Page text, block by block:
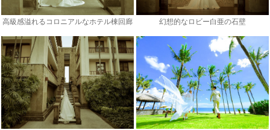
高級感溢れるコロニアルなホテル棟回廊 幻想的なロビー白亜の石壁